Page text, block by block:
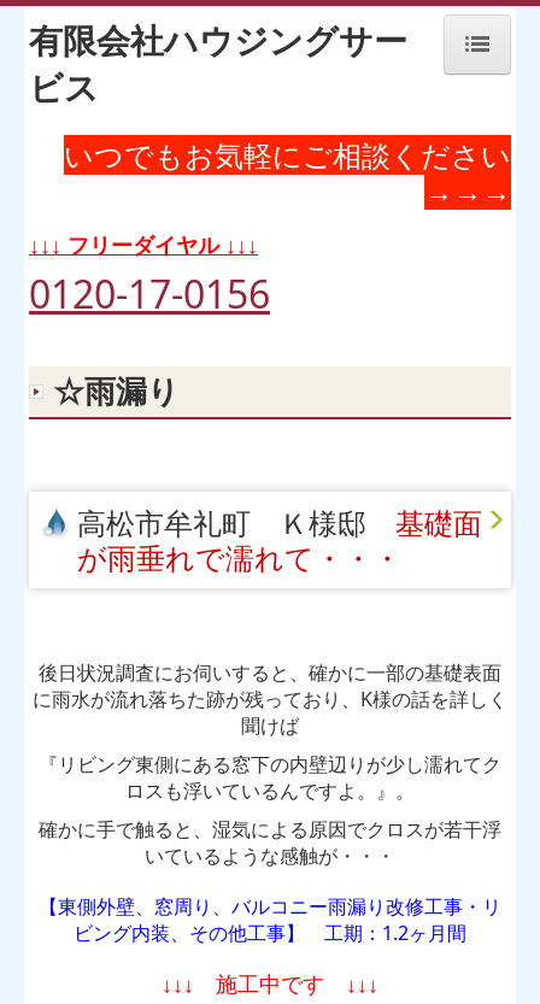
ホーム
こだわり
お客様の声
職人紹介
スタッフ紹介
イベント情報
お問い合わせ
くにさんの日々のあれこれ
知って得する情報
有限会社ハウジングサー
ビス
いつでもお気軽にご相談ください
→→→
↓↓↓ フリーダイヤル ↓↓↓
0120-17-0156
☆雨漏り
高松市牟礼町 Ｋ様邸 基礎面
が雨垂れで濡れて・・・
後日状況調査にお伺いすると、確かに一部の基礎表面
に雨水が流れ落ちた跡が残っており、K様の話を詳しく
聞けば
『リビング東側にある窓下の内壁辺りが少し濡れてク
ロスも浮いているんですよ。』。
確かに手で触ると、湿気による原因でクロスが若干浮
いているような感触が・・・
【東側外壁、窓周り、バルコニー雨漏り改修工事・リ
ビング内装、その他工事】 工期：1.2ヶ月間
↓↓↓ 施工中です ↓↓↓